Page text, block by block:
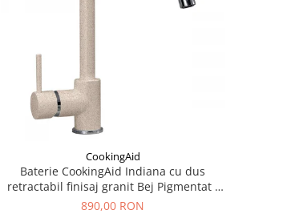
CookingAid
Baterie CookingAid Indiana cu dus
retractabil finisaj granit Bej Pigmentat /
Avena
890,00 RON